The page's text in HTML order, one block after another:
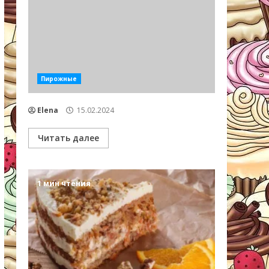
Пирожные
Elena 15.02.2024
Читать далее
1 мин чтения